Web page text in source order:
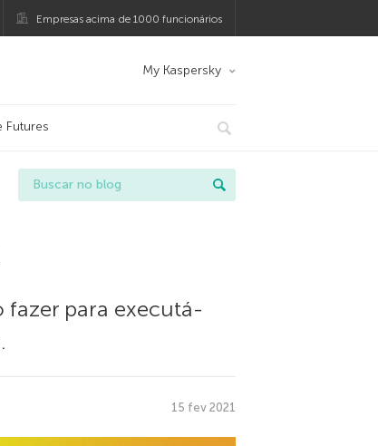
Empresas acima de 1000 funcionários
My Kaspersky
Futures
fazer para executá-
15 fev 2021